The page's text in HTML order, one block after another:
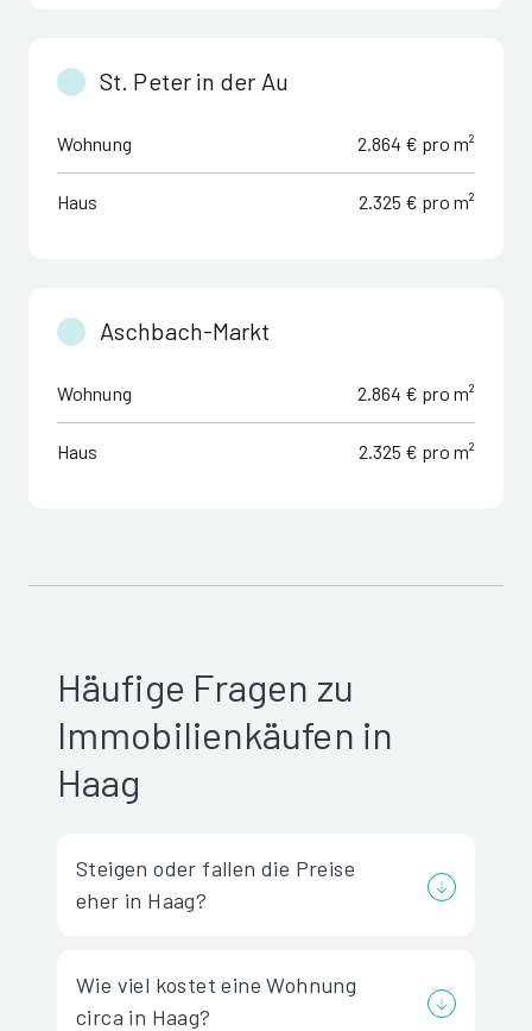
St. Peter in der Au
Wohnung 2.864 € pro m²
Haus 2.325 € pro m²
Aschbach-Markt
Wohnung 2.864 € pro m²
Haus 2.325 € pro m²
Häufige Fragen zu
Immobilienkäufen in
Haag
Steigen oder fallen die Preise
eher in Haag?
Wie viel kostet eine Wohnung
circa in Haag?